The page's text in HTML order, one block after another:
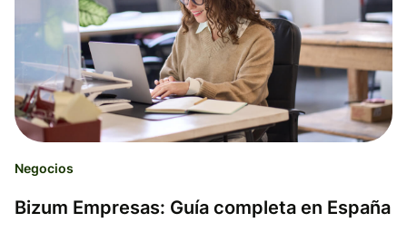
Negocios
Bizum Empresas: Guía completa en España